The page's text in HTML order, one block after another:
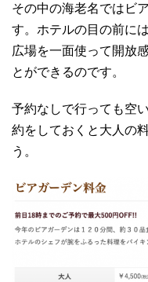
その中の海老名ではビ
す。ホテルの目の前に
広場を一面使って開放
とができるのです。
予約なしで行っても空
約をしておくと大人の
う。